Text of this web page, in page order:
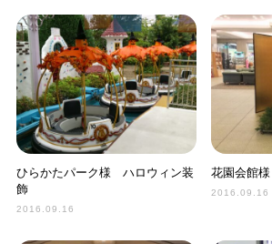
ひらかたパーク様 ハロウィン装
飾
2016.09.16
花園会館様
2016.09.16